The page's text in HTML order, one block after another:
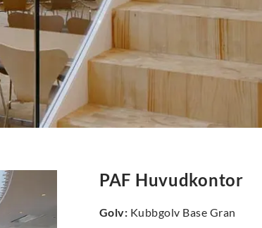
PAF Huvudkontor
Golv: Kubbgolv Base Gran